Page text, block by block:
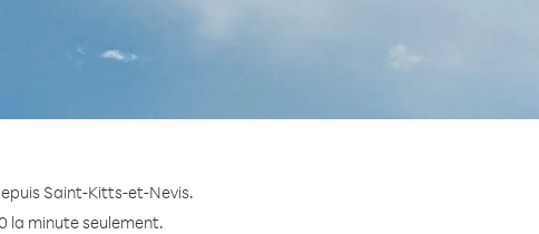
Saint-Kitts-et-Nevis.
la minute seulement.